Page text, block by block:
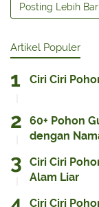
Posting Lebih
Artikel Populer
Ciri Ciri
60+ Pohon
dengan
Ciri Ciri
Alam Liar
Ciri Ciri